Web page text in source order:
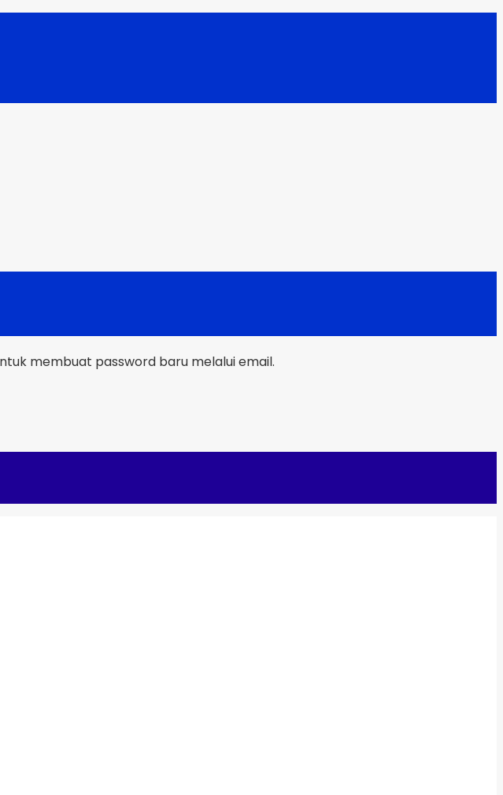
membuat password baru melalui email.